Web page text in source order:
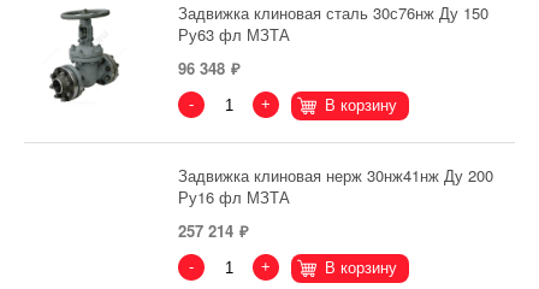
Задвижка клиновая сталь 30с76нж Ду 150
Ру63 фл МЗТА
96 348
- + В корзину
Задвижка клиновая нерж 30нж41нж Ду 200
Ру16 фл МЗТА
257 214
- + В корзину